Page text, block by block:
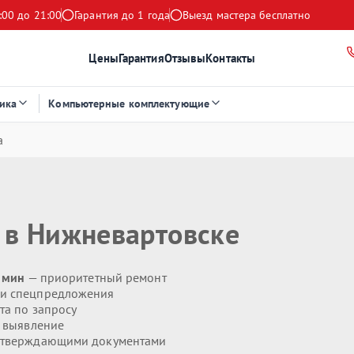
до 21:00 Гарантия до 1 года Выезд мастера бесплатно
ЦеныГарантияОтзывыКонтакты
Компьютерные комплектующие
Нижневартовске
мин — приоритетный ремонт
спецпредложения
по запросу
документами